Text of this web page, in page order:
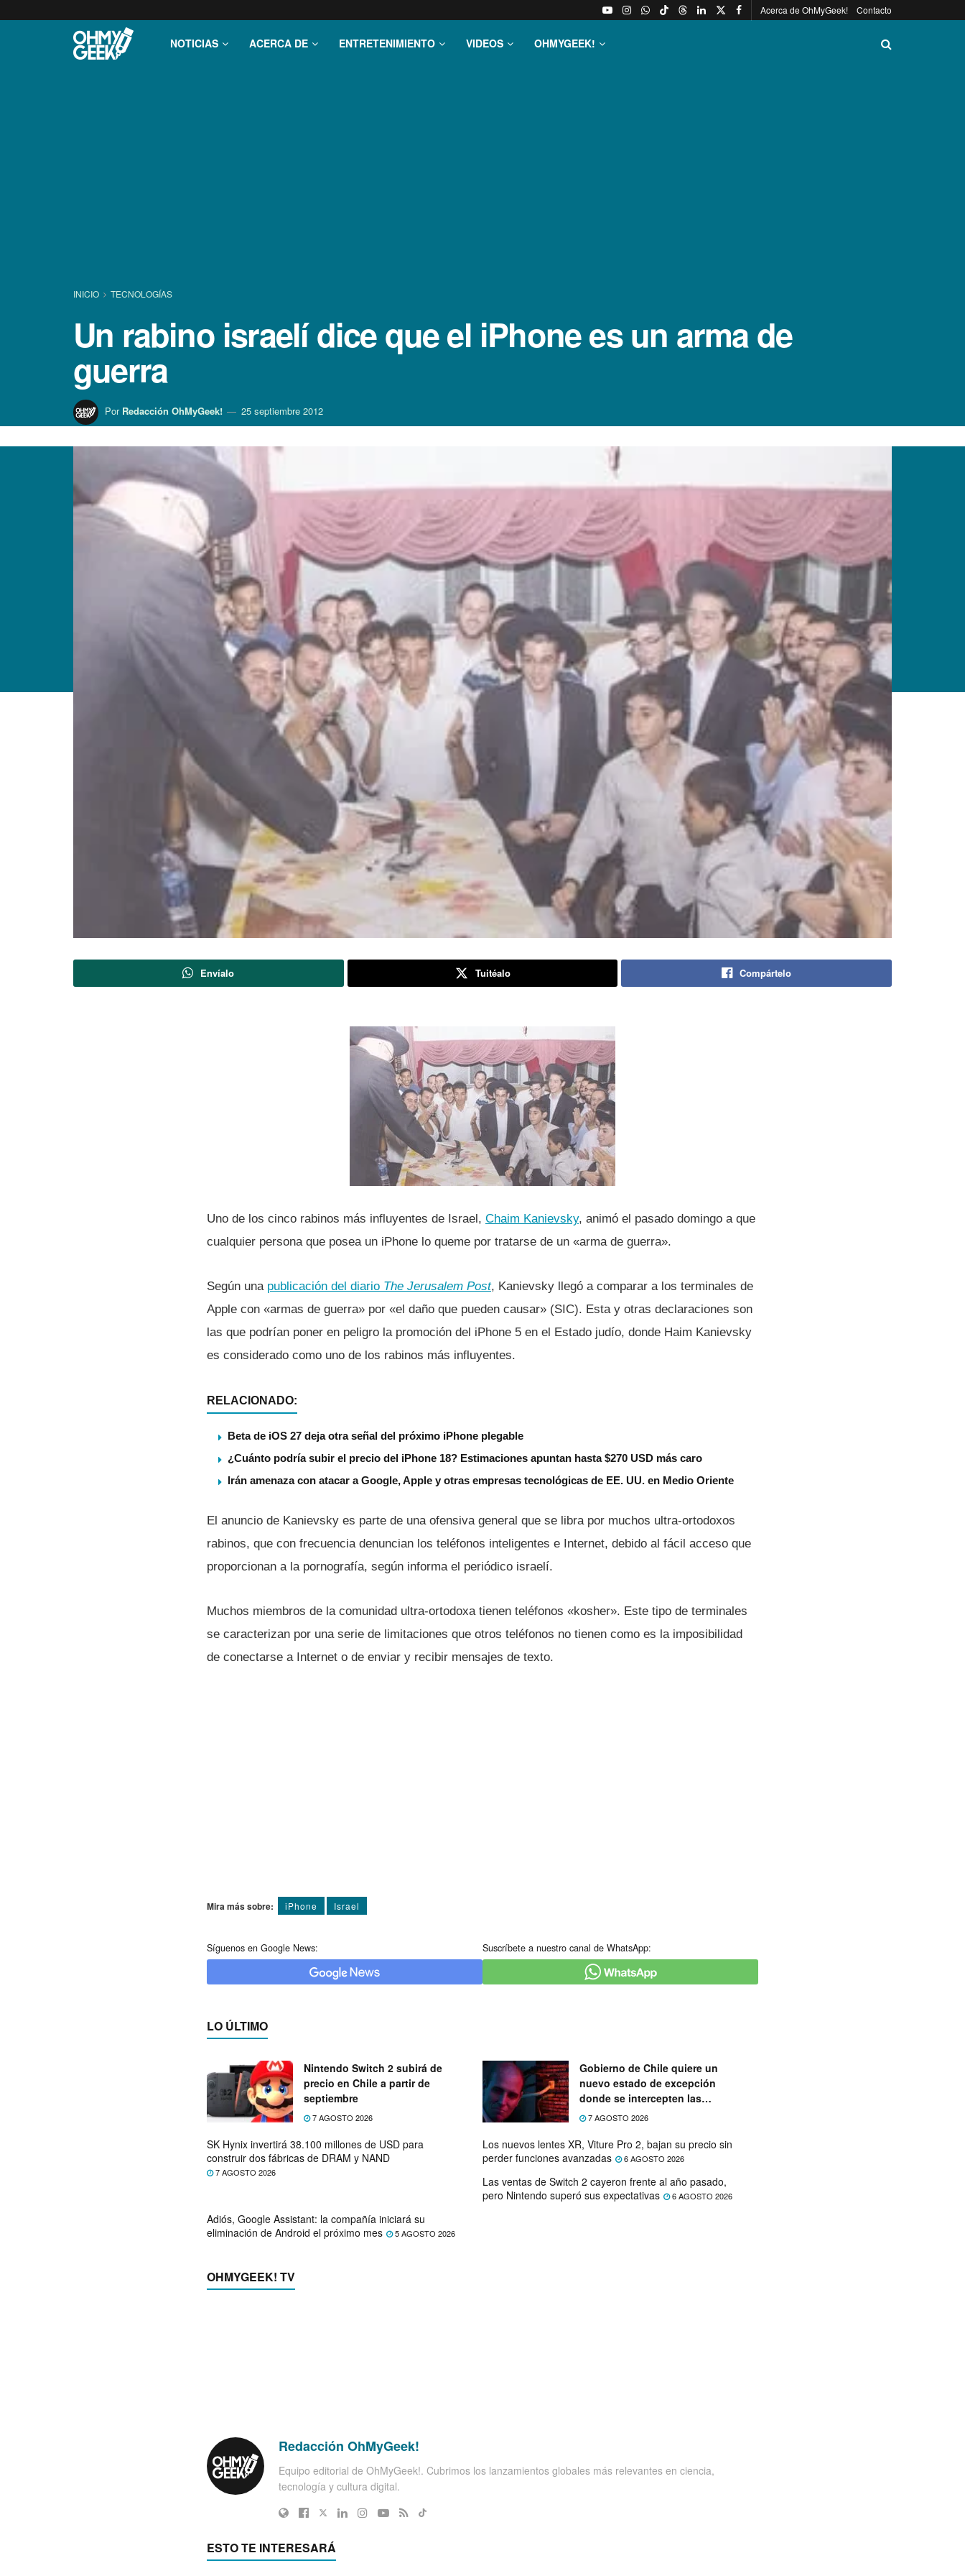
Acerca de OhMyGeek! Contacto
NOTICIAS ACERCA DE ENTRETENIMIENTO VIDEOS OHMYGEEK!
INICIO TECNOLOGÍ­AS
Un rabino israelí­ dice que el iPhone es un arma de
guerra
Por Redacción OhMyGeek! 25 septiembre 2012
Envíalo Tuitéalo Compártelo
Uno de los cinco rabinos más influyentes de Israel, Chaim Kanievsky, animó el pasado domingo a que
cualquier persona que posea un iPhone lo queme por tratarse de un «arma de guerra».
Según una publicación del diario The Jerusalem Post, Kanievsky llegó a comparar a los terminales de
Apple con «armas de guerra» por «el daño que pueden causar» (SIC). Esta y otras declaraciones son
las que podrí­an poner en peligro la promoción del iPhone 5 en el Estado judí­o, donde Haim Kanievsky
es considerado como uno de los rabinos más influyentes.
RELACIONADO:
Beta de iOS 27 deja otra señal del próximo iPhone plegable
¿Cuánto podría subir el precio del iPhone 18? Estimaciones apuntan hasta $270 USD más caro
Irán amenaza con atacar a Google, Apple y otras empresas tecnológicas de EE. UU. en Medio Oriente
El anuncio de Kanievsky es parte de una ofensiva general que se libra por muchos ultra-ortodoxos
rabinos, que con frecuencia denuncian los teléfonos inteligentes e Internet, debido al fácil acceso que
proporcionan a la pornografí­a, según informa el periódico israelí­.
Muchos miembros de la comunidad ultra-ortodoxa tienen teléfonos «kosher». Este tipo de terminales
se caracterizan por una serie de limitaciones que otros teléfonos no tienen como es la imposibilidad
de conectarse a Internet o de enviar y recibir mensajes de texto.
Mira más sobre: iPhone Israel
Síguenos en Google News: Suscríbete a nuestro canal de WhatsApp:
LO ÚLTIMO
Nintendo Switch 2 subirá de
precio en Chile a partir de
septiembre
7 AGOSTO 2026
Gobierno de Chile quiere un
nuevo estado de excepción
donde se intercepten las
telecomunicaciones
7 AGOSTO 2026
SK Hynix invertirá 38.100 millones de USD para
construir dos fábricas de DRAM y NAND
7 AGOSTO 2026
Los nuevos lentes XR, Viture Pro 2, bajan su precio sin
perder funciones avanzadas
6 AGOSTO 2026
Las ventas de Switch 2 cayeron frente al año pasado,
pero Nintendo superó sus expectativas
6 AGOSTO 2026
Adiós, Google Assistant: la compañía iniciará su
eliminación de Android el próximo mes
5 AGOSTO 2026
OHMYGEEK! TV
Redacción OhMyGeek!
Equipo editorial de OhMyGeek!. Cubrimos los lanzamientos globales más relevantes en ciencia,
tecnología y cultura digital.
ESTO TE INTERESARÁ